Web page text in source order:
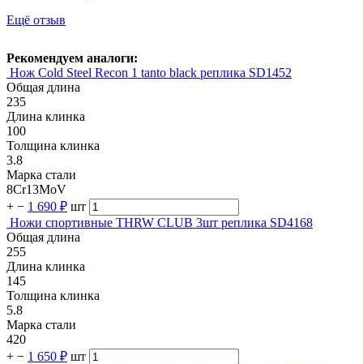
Ещё отзыв
Рекомендуем аналоги:
Нож Cold Steel Recon 1 tanto black реплика SD1452
Общая длина
235
Длина клинка
100
Толщина клинка
3.8
Марка стали
8Cr13MoV
+ − 1 690 ₽ шт
Ножи спортивные THRW CLUB 3шт реплика SD4168
Общая длина
255
Длина клинка
145
Толщина клинка
5.8
Марка стали
420
+ − 1 650 ₽ шт